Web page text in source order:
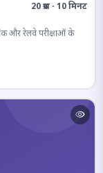
20 प्रश्न · 10 मिनट
और रेलवे परीक्षाओं के